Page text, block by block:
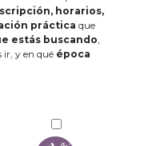
horarios,
práctica que
estás buscando,
ir, y en qué época